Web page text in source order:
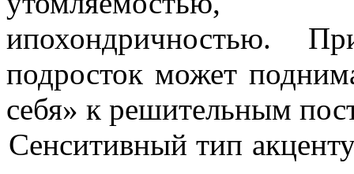
ипохондричностью.
подросток может
себя» к решительным
Сенситивный тип